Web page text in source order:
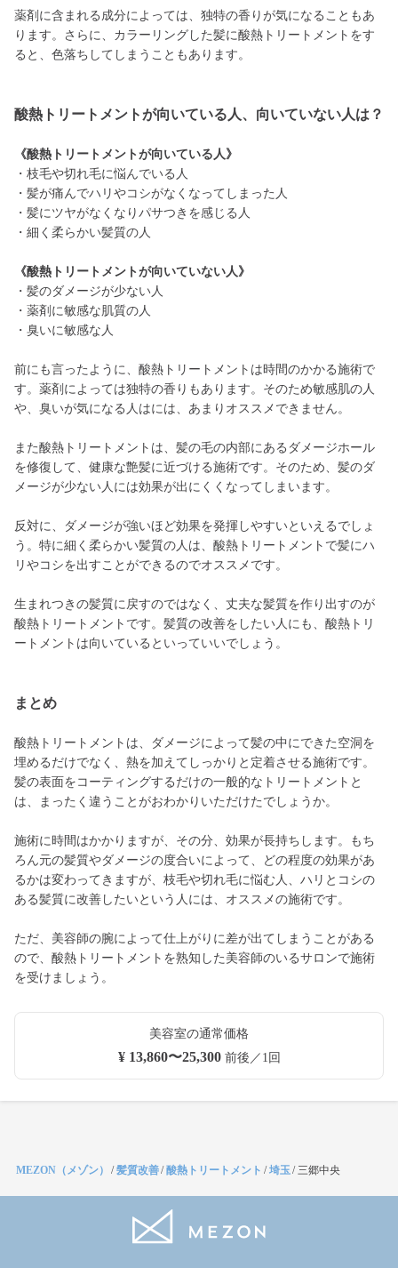
薬剤に含まれる成分によっては、独特の香りが気になることもあ
ります。さらに、カラーリングした髪に酸熱トリートメントをす
ると、色落ちしてしまうこともあります。
酸熱トリートメントが向いている人、向いていない人は？
《酸熱トリートメントが向いている人》
・枝毛や切れ毛に悩んでいる人
・髪が痛んでハリやコシがなくなってしまった人
・髪にツヤがなくなりパサつきを感じる人
・細く柔らかい髪質の人
《酸熱トリートメントが向いていない人》
・髪のダメージが少ない人
・薬剤に敏感な肌質の人
・臭いに敏感な人
前にも言ったように、酸熱トリートメントは時間のかかる施術で
す。薬剤によっては独特の香りもあります。そのため敏感肌の人
や、臭いが気になる人はには、あまりオススメできません。
また酸熱トリートメントは、髪の毛の内部にあるダメージホール
を修復して、健康な艶髪に近づける施術です。そのため、髪のダ
メージが少ない人には効果が出にくくなってしまいます。
反対に、ダメージが強いほど効果を発揮しやすいといえるでしょ
う。特に細く柔らかい髪質の人は、酸熱トリートメントで髪にハ
リやコシを出すことができるのでオススメです。
生まれつきの髪質に戻すのではなく、丈夫な髪質を作り出すのが
酸熱トリートメントです。髪質の改善をしたい人にも、酸熱トリ
ートメントは向いているといっていいでしょう。
まとめ
酸熱トリートメントは、ダメージによって髪の中にできた空洞を
埋めるだけでなく、熱を加えてしっかりと定着させる施術です。
髪の表面をコーティングするだけの一般的なトリートメントと
は、まったく違うことがおわかりいただけたでしょうか。
施術に時間はかかりますが、その分、効果が長持ちします。もち
ろん元の髪質やダメージの度合いによって、どの程度の効果があ
るかは変わってきますが、枝毛や切れ毛に悩む人、ハリとコシの
ある髪質に改善したいという人には、オススメの施術です。
ただ、美容師の腕によって仕上がりに差が出てしまうことがある
ので、酸熱トリートメントを熟知した美容師のいるサロンで施術
を受けましょう。
美容室の通常価格
¥ 13,860〜25,300前後／1回
MEZON（メゾン） /髪質改善/酸熱トリートメント /埼玉/三郷中央